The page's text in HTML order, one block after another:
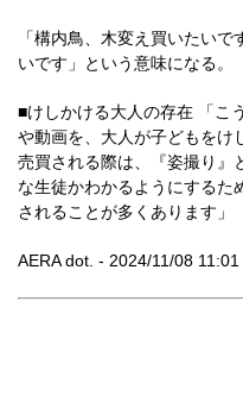
「構内鳥、木変え買いたい
いです」という意味になる。
■けしかける大人の存在 「こ
や動画を、大人が子どもをけ
売買される際は、『姿撮り』
な生徒かわかるようにするた
されることが多くあります」
AERA dot. - 2024/11/08 11:01